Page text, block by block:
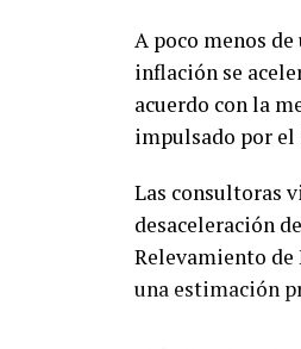
A poco menos
inflación se
acuerdo con la
impulsado por el
Las consultoras
desaceleración
Relevamiento
una estimación